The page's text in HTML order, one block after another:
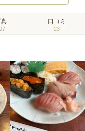
口コミ
23